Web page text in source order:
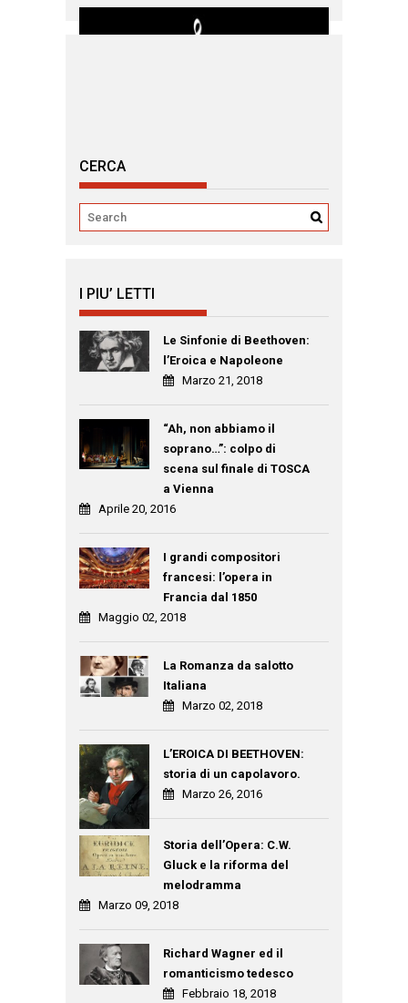
CERCA
I PIU’ LETTI
Le Sinfonie di Beethoven:
l’Eroica e Napoleone
Marzo 21, 2018
“Ah, non abbiamo il
soprano…”: colpo di
scena sul finale di TOSCA
a Vienna
Aprile 20, 2016
I grandi compositori
francesi: l’opera in
Francia dal 1850
Maggio 02, 2018
La Romanza da salotto
Italiana
Marzo 02, 2018
L’EROICA DI BEETHOVEN:
storia di un capolavoro.
Marzo 26, 2016
Storia dell’Opera: C.W.
Gluck e la riforma del
melodramma
Marzo 09, 2018
Richard Wagner ed il
romanticismo tedesco
Febbraio 18, 2018